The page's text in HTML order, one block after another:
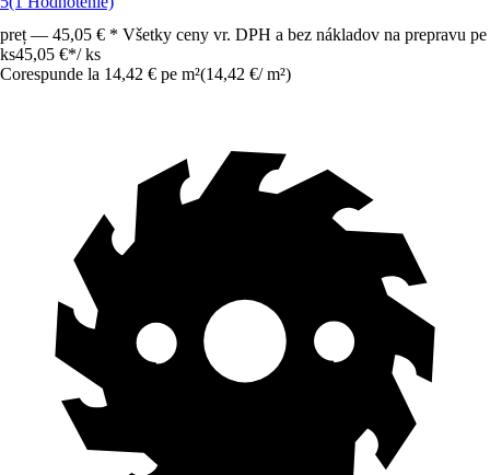
preț — 45,05 € * Všetky ceny vr. DPH a bez nákladov na prepravu pe
ks45,05 €*/ ks
Corespunde la 14,42 € pe m²(14,42 €/ m²)